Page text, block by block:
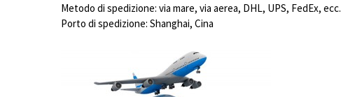
Metodo di spedizione: via mare, via aerea, DHL, UPS, FedEx, ecc.
Porto di spedizione: Shanghai, Cina